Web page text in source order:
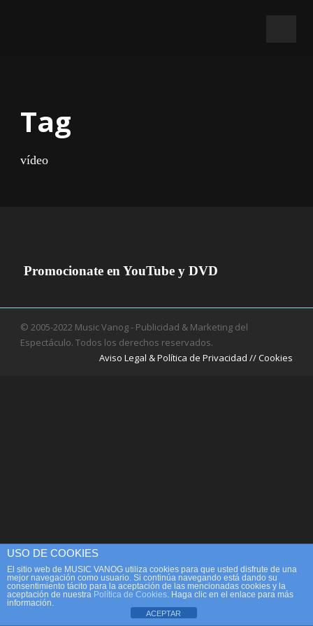
Tag
vídeo
Promocionate en YouTube y DVD
© 2005-2022 Music Vanog - Publicidad & Marketing del
Espectáculo. Todos los derechos reservados.
Aviso Legal & Política de Privacidad // Cookies
USO DE COOKIES
El sitio web de MUSIC VANOG utiliza cookies para que usted disfrute de una
mejor navegación como usuario. Si continúa navegando está dando su
consentimiento tácito para la aceptación de las mencionadas cookies y la
aceptación de nuestra Política de Cookies. Haga clic en el enlace para más
información.
ACEPTAR